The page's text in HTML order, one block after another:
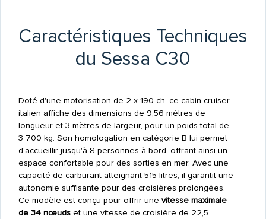
Caractéristiques Techniques
du Sessa C30
Doté d'une motorisation de 2 x 190 ch, ce cabin-cruiser
italien affiche des dimensions de 9,56 mètres de
longueur et 3 mètres de largeur, pour un poids total de
3 700 kg. Son homologation en catégorie B lui permet
d'accueillir jusqu'à 8 personnes à bord, offrant ainsi un
espace confortable pour des sorties en mer. Avec une
capacité de carburant atteignant 515 litres, il garantit une
autonomie suffisante pour des croisières prolongées.
Ce modèle est conçu pour offrir une vitesse maximale
de 34 nœudset une vitesse de croisière de 22,5